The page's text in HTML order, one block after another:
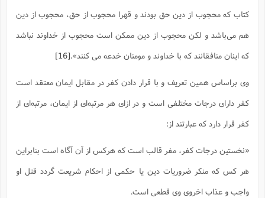
کتاب که محجوب از دین حق بودند و قهرا محجوب از حق، محجوب از دین
هم می‌باشد و لکن محجوب از دین ممکن است محجوب از خداوند نباشد
که اینان منافقانند که با خداوند و مومنان خدعه می کنند».[16]
وی براساس همین تعریف و با قرار دادن کفر در مقابل ایمان معتقد است
کفر دارای درجات مختلفی است و در ازای هر مرتبه‌ای از ایمان، مرتبه‌ای از
کفر قرار دارد که عبارتند از:
«نخستین درجات کفر، مفر قالب است که هرکس از آن آگاه است بنابراین
هر کس که منکر ضروریات دین یا حکمی از احکام شریعت گردد قتل او
واجب و عذاب اخروی وی قطعی است.